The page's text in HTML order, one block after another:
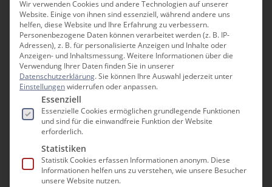
EINE DER GRÖSSTEN HERAUSFORDERUNGEN U
NSERE ZEIT
Wir verwenden Cookies und andere Technologien auf unserer
Website. Einige von ihnen sind essenziell, während andere uns
helfen, diese Website und Ihre Erfahrung zu verbessern.
Personenbezogene Daten können verarbeitet werden (z. B. IP-
Adressen), z. B. für personalisierte Anzeigen und Inhalte oder
Anzeigen- und Inhaltsmessung.Weitere Informationen über die
Verwendung Ihrer Daten finden Sie in unserer
Datenschutzerklärung.Sie können Ihre Auswahl jederzeit unter
Einstellungenwiderrufen oder anpassen.
Es folgt eine Liste der Service-Gruppen, für die
Essenziell
Essenzielle Cookies ermöglichen grundlegende Funktionen
und sind für die einwandfreie Funktion der Website
erforderlich.
Statistiken
Statistik Cookies erfassen Informationen anonym. Diese
Informationen helfen uns zu verstehen, wie unsere Besucher
unsere Website nutzen.